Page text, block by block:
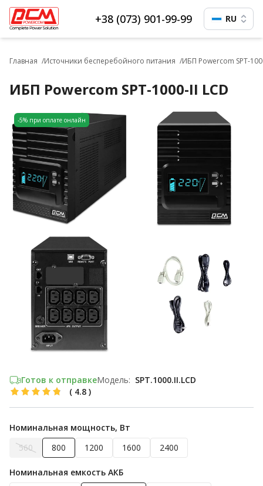
+38 (073) 901-99-99 RU
Главная Источники бесперебойного питания ИБП Powercom SPT-
ИБП Powercom SPT-1000-II LCD
-5% при оплате онлайн
Готов к отправкеМодель: SPT.1000.II.LCD
( 4.8 )
Номинальная мощность, Вт
560
800 1200 1600 2400
Номинальная емкость АКБ